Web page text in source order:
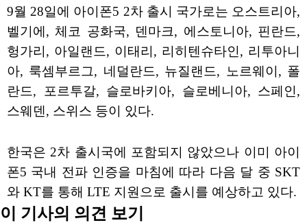
9월 28일에 아이폰5 2차 출시 국가로는 오스트리아,
벨기에, 체코 공화국, 덴마크, 에스토니아, 핀란드,
헝가리, 아일랜드, 이태리, 리히텐슈타인, 리투아니
아, 룩셈부르그, 네덜란드, 뉴질랜드, 노르웨이, 폴
란드, 포르투갈, 슬로바키아, 슬로베니아, 스페인,
스웨덴, 스위스 등이 있다.
한국은 2차 출시국에 포함되지 않았으나 이미 아이
폰5 국내 전파 인증을 마침에 따라 다음 달 중 SKT
와 KT를 통해 LTE 지원으로 출시를 예상하고 있다.
이 기사의 의견 보기